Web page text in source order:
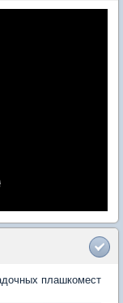
плашкомест